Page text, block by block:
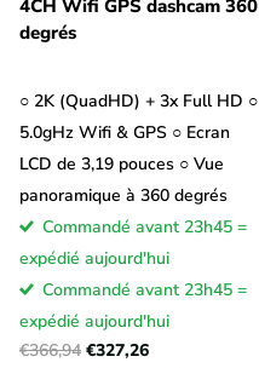
4CH Wifi GPS dashcam 360
degrés
○ 2K (QuadHD) + 3x Full HD ○
5.0gHz Wifi & GPS ○ Ecran
LCD de 3,19 pouces ○ Vue
panoramique à 360 degrés
Commandé avant 23h45 =
expédié aujourd'hui
Commandé avant 23h45 =
expédié aujourd'hui
€366,94 €327,26